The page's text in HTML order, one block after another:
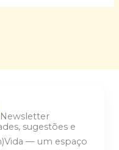
Newsletter
sugestões e
— um espaço